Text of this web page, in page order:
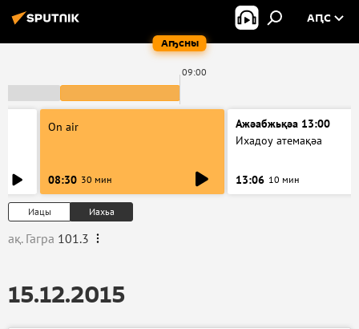
Аҧсны
АԤС
09:00
On air
08:30 30 мин
Ажәабжьқәа 13:00
Ихадоу атемақәа
13:06 10 мин
Иацы Иахьа
ақ. Гагра 101.3
15.12.2015